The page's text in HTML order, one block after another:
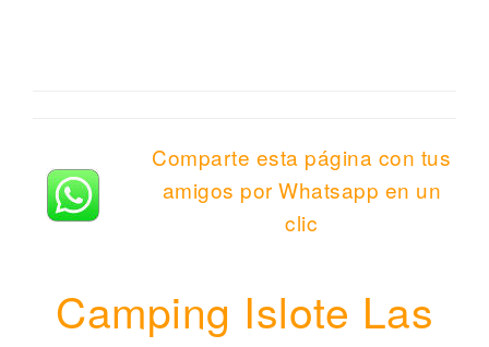
Comparte esta página con tus
amigos por Whatsapp en un
clic
Camping Islote Las